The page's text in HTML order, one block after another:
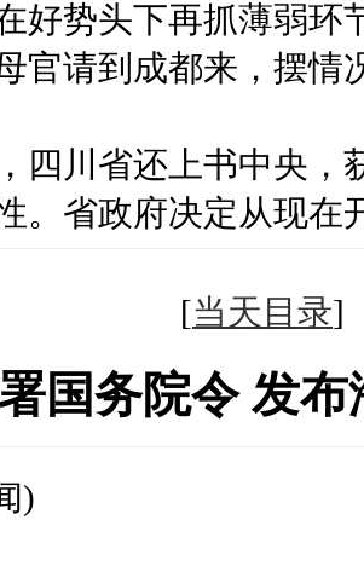
好势头下再抓薄弱环
官请到成都来，摆情
四川省还上书中央，
。省政府决定从现在
[当天目录
国务院令 发
)